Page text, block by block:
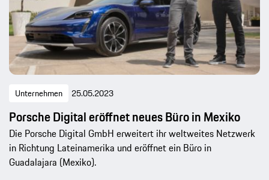
Unternehmen 25.05.2023
Porsche Digital eröffnet neues Büro in Mexiko
Die Porsche Digital GmbH erweitert ihr weltweites Netzwerk
in Richtung Lateinamerika und eröffnet ein Büro in
Guadalajara (Mexiko).